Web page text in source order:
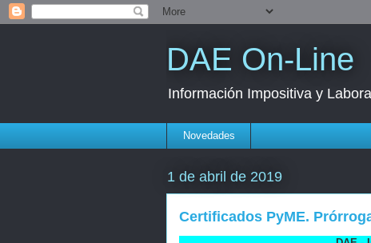
DAE On-Line
Información Impositiva y
Novedades
1 de abril de 2019
Certificados PyME.